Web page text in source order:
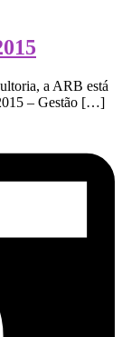
a ARB está
– Gestão […]